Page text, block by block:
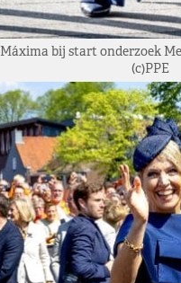
Máxima bij start onderzoek
(c)PPE